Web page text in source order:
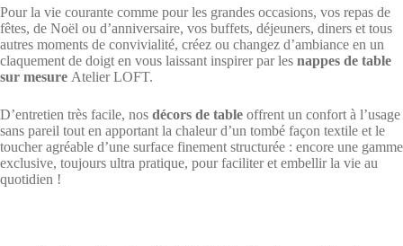
Pour la vie courante comme pour les grandes occasions, vos repas de
fêtes, de Noël ou d’anniversaire, vos buffets, déjeuners, diners et tous
autres moments de convivialité, créez ou changez d’ambiance en un
claquement de doigt en vous laissant inspirer par les nappes de table
sur mesure Atelier LOFT.
D’entretien très facile, nos décors de table offrent un confort à l’usage
sans pareil tout en apportant la chaleur d’un tombé façon textile et le
toucher agréable d’une surface finement structurée : encore une gamme
exclusive, toujours ultra pratique, pour faciliter et embellir la vie au
quotidien !